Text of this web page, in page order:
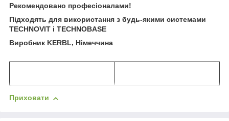
Рекомендовано професіоналами!
Підходять для використання з будь-якими системами
TECHNOVIT і TECHNOBASE
Виробник KERBL, Німеччина
Приховати